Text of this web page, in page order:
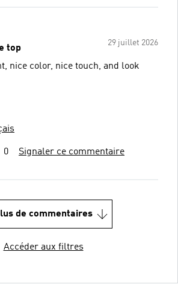
29 juillet 2026
top
nice color, nice touch, and look
0 Signaler ce commentaire
de commentaires
Accéder aux filtres